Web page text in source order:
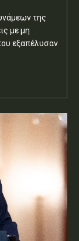
της
με μη
εξαπέλυσαν